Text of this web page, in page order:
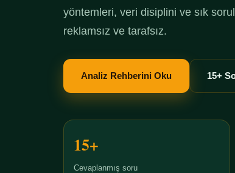
yöntemleri, veri disiplini ve sık
reklamsız ve tarafsız.
Analiz Rehberini Oku 15+
15+
Cevaplanmış soru